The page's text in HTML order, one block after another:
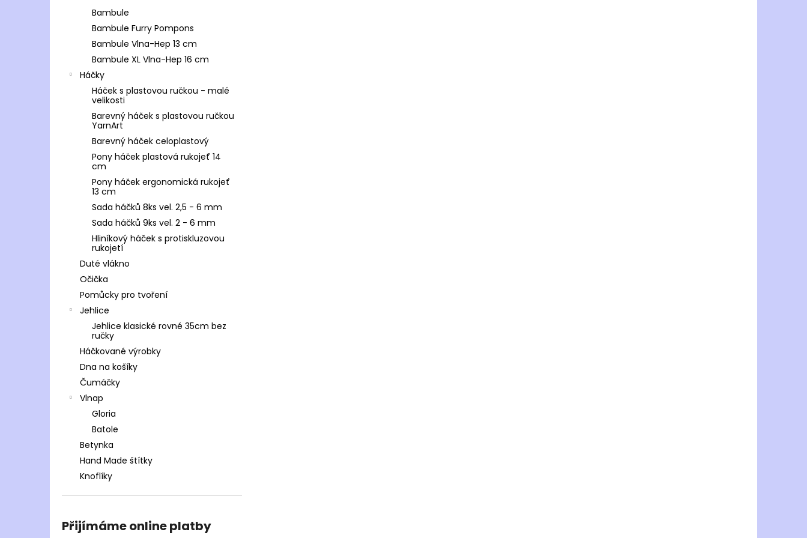
Bambule
Bambule Furry Pompons
Bambule Vlna-Hep 13 cm
Bambule XL Vlna-Hep 16 cm
Háčky
Háček s plastovou ručkou - malé
velikosti
Barevný háček s plastovou ručkou
YarnArt
Barevný háček celoplastový
Pony háček plastová rukojeť 14
cm
Pony háček ergonomická rukojeť
13 cm
Sada háčků 8ks vel. 2,5 - 6 mm
Sada háčků 9ks vel. 2 - 6 mm
Hliníkový háček s protiskluzovou
rukojetí
Duté vlákno
Očička
Pomůcky pro tvoření
Jehlice
Jehlice klasické rovné 35cm bez
ručky
Háčkované výrobky
Dna na košíky
Čumáčky
Vlnap
Gloria
Batole
Betynka
Hand Made štítky
Knoflíky
Přijímáme online platby